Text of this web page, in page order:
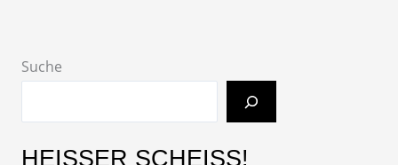
Suche
HEISSER SCHEISS!